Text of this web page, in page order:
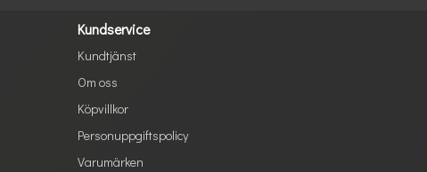
Kundservice
Kundtjänst
Om oss
Köpvillkor
Personuppgiftspolicy
Varumärken